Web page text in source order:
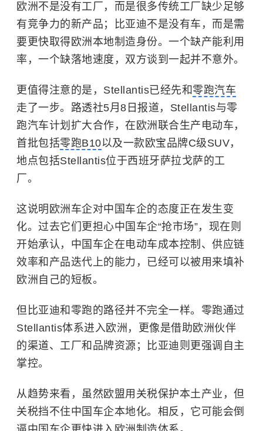
欧洲不是没有工厂，而是很多传统工厂缺少足够
有竞争力的新产品；比亚迪不是没有车，而是需
要更快取得欧洲本地制造身份。一个缺产能利用
率，一个缺落地速度，双方谈到一起并不意外。
更值得注意的是，Stellantis已经先和 零跑汽车
走了一步。路透社5月8日报道，Stellantis与零
跑汽车计划扩大合作，在欧洲联合生产电动车，
首批包括零跑B10以及一款 欧宝品牌C级SUV，
地点包括Stellantis位于西班牙萨拉戈萨的工
厂。
这说明欧洲车企对中国车企的态度正在发生变
化。过去它们更担心中国车企“抢市场”，现在则
开始承认，中国车企在电动车成本控制、供应链
效率和产品迭代上的能力，已经可以被用来填补
欧洲自己的短板。
但比亚迪和零跑的路径并不完全一样。零跑通过
Stellantis体系进入欧洲，更像是借助欧洲伙伴
的渠道、工厂和品牌资源；比亚迪则更强调自主
掌控。
从趋势来看，虽然欧盟用关税保护本土产业，但
关税挡不住中国车企本地化。相反，它可能会倒